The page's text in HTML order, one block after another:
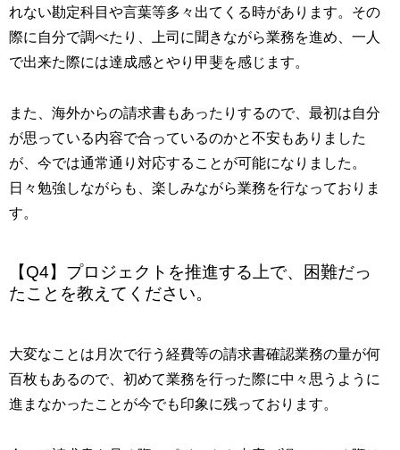
れない勘定科目や言葉等多々出てくる時があります。その
際に自分で調べたり、上司に聞きながら業務を進め、一人
で出来た際には達成感とやり甲斐を感じます。
また、海外からの請求書もあったりするので、最初は自分
が思っている内容で合っているのかと不安もありました
が、今では通常通り対応することが可能になりました。
日々勉強しながらも、楽しみながら業務を行なっておりま
す。
【Q4】プロジェクトを推進する上で、困難だっ
たことを教えてください。
大変なことは月次で行う経費等の請求書確認業務の量が何
百枚もあるので、初めて業務を行った際に中々思うように
進まなかったことが今でも印象に残っております。